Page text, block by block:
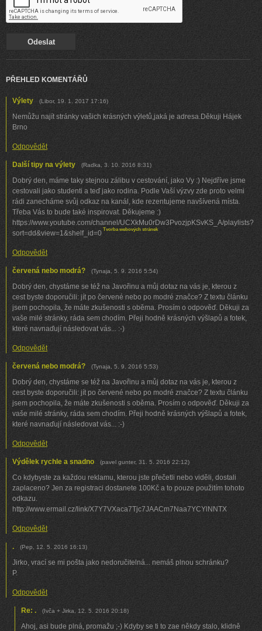
PŘEHLED KOMENTÁŘŮ
Výlety (Libor, 19. 1. 2017 17:16)
Nemůžu najít stránky vašich krásných výletů,jaká je adresa.Děkuji Hájek
Brno
Odpovědět
Další tipy na výlety (Radka 3. 10. 2016 8:31)
Dobrý den, máme taky stejnou zálibu v cestování, jako Vy :) Nejdříve jsme
cestovali jako studenti a teď jako rodina. Podle Vaší výzvy zde proto velmi
rádi zanecháme svůj odkaz na kanál, kde rezentujeme navšívená místa.
Třeba Vás to bude také inspirovat. Děkujeme :)
https://www.youtube.com/channel/UCXkMu0rDw3PvozjpKSvKS_A/playlists?
sort=dd&view=1&shelf_id=0
Odpovědět
červená nebo modrá? (Tynaja 5. 9. 2016 5:54)
Dobrý den, chystáme se též na Javořinu a můj dotaz na vás je, kterou z
cest byste doporučili: jít po červené nebo po modré značce? Z textu článku
jsem pochopila, že máte zkušenosti s oběma. Prosím o odpověď. Děkuji za
vaše milé stránky, ráda sem chodím. Přeji hodně krásných výšlapů a fotek,
které navnaďují následovat vás... :-)
Odpovědět
červená nebo modrá? (Tynaja 5. 9. 2016 5:53)
Dobrý den, chystáme se též na Javořinu a můj dotaz na vás je, kterou z
cest byste doporučili: jít po červené nebo po modré značce? Z textu článku
jsem pochopila, že máte zkušenosti s oběma. Prosím o odpověď. Děkuji za
vaše milé stránky, ráda sem chodím. Přeji hodně krásných výšlapů a fotek,
které navnaďují následovat vás... :-)
Odpovědět
Výdělek rychle a snadno (pavel gunter, 31. 5. 2016 22:12)
Co kdybyste za každou reklamu, kterou jste přečetli nebo viděli, dostali
zaplaceno? Jen za registraci dostanete 100Kč a to pouze použitím tohoto
odkazu.
http://www.ermail.cz/link/X7Y7VXaca7Tjc7JAACm7Naa7YCYlNNTX
Odpovědět
. (Pep 12. 5. 2016 16:13)
Jirko, vrací se mi pošta jako nedoručitelná... nemáš plnou schránku?
P.
Odpovědět
Re: . (Ivča + Jirka 12. 5. 2016 20:18)
Ahoj, asi bude plná, promažu ;-) Kdyby se ti to zae někdy stalo, klidně
Tvorba webových stránek